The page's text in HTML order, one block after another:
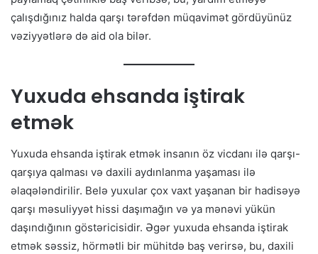
çalışdığınız halda qarşı tərəfdən müqavimət gördüyünüz
vəziyyətlərə də aid ola bilər.
Yuxuda ehsanda iştirak
etmək
Yuxuda ehsanda iştirak etmək insanın öz vicdanı ilə qarşı-
qarşıya qalması və daxili aydınlanma yaşaması ilə
əlaqələndirilir. Belə yuxular çox vaxt yaşanan bir hadisəyə
qarşı məsuliyyət hissi daşımağın və ya mənəvi yükün
daşındığının göstəricisidir. Əgər yuxuda ehsanda iştirak
etmək səssiz, hörmətli bir mühitdə baş verirsə, bu, daxili